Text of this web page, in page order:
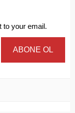
to your email.
ABONE OL